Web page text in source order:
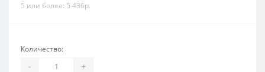
5 или более: 5 436р.
Количество:
- +